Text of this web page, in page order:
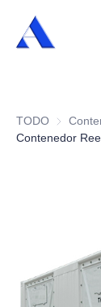
TODO
Sobre
Noticias